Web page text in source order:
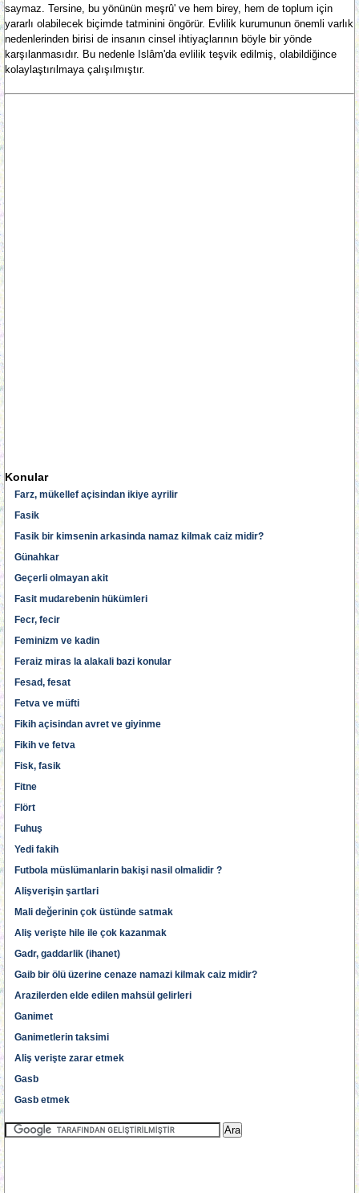
saymaz. Tersine, bu yönünün meşrû' ve hem birey, hem de toplum için
yararlı olabilecek biçimde tatminini öngörür. Evlilik kurumunun önemli varlık
nedenlerinden birisi de insanın cinsel ihtiyaçlarının böyle bir yönde
karşılanmasıdır. Bu nedenle Islâm'da evlilik teşvik edilmiş, olabildiğince
kolaylaştırılmaya çalışılmıştır.
Konular
Farz, mükellef açisindan ikiye ayrilir
Fasik
Fasik bir kimsenin arkasinda namaz kilmak caiz midir?
Günahkar
Geçerli olmayan akit
Fasit mudarebenin hükümleri
Fecr, fecir
Feminizm ve kadin
Feraiz miras la alakali bazi konular
Fesad, fesat
Fetva ve müfti
Fikih açisindan avret ve giyinme
Fikih ve fetva
Fisk, fasik
Fitne
Flört
Fuhuş
Yedi fakih
Futbola müslümanlarin bakişi nasil olmalidir ?
Alişverişin şartlari
Mali değerinin çok üstünde satmak
Aliş verişte hile ile çok kazanmak
Gadr, gaddarlik (ihanet)
Gaib bir ölü üzerine cenaze namazi kilmak caiz midir?
Arazilerden elde edilen mahsül gelirleri
Ganimet
Ganimetlerin taksimi
Aliş verişte zarar etmek
Gasb
Gasb etmek